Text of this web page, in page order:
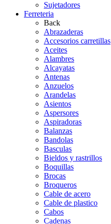
Sujetadores
Ferreteria
Back
Abrazaderas
Accesorios carretillas
Aceites
Alambres
Alcayatas
Antenas
Anzuelos
Arandelas
Asientos
Aspersores
Aspiradoras
Balanzas
Bandolas
Basculas
Bieldos y rastrillos
Boquillas
Brocas
Broqueros
Cable de acero
Cable de plastico
Cabos
Cadenas